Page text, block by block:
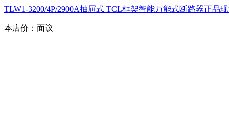
TLW1-3200/4P/2900A抽屉式 TCL框架智能万能式断路器正品
本店价： 面议